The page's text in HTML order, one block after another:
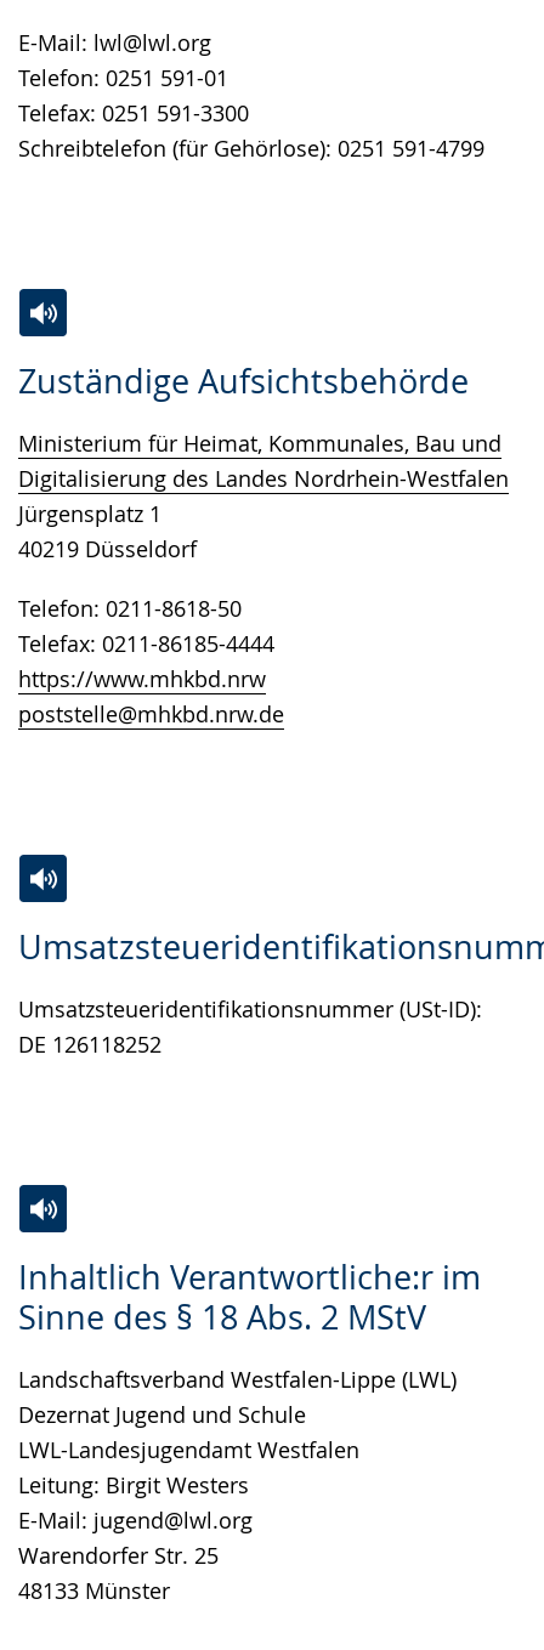
E-Mail: lwl@lwl.org
Telefon: 0251 591-01
Telefax: 0251 591-3300
Schreibtelefon (für Gehörlose): 0251 591-4799
Zuständige Aufsichtsbehörde
Ministerium für Heimat, Kommunales, Bau und
Digitalisierung des Landes Nordrhein-Westfalen
Jürgensplatz 1
40219 Düsseldorf
Telefon: 0211-8618-50
Telefax: 0211-86185-4444
https://www.mhkbd.nrw
poststelle@mhkbd.nrw.de
Leichten
wechseln.
Audio-
Video
Deutscher
Gebärdensprache
wird
angezeigt.
Umsatzsteueridentifikationsnummer (USt-ID):
DE 126118252
Leichten
wechseln.
Audio-
Video
Deutscher
Gebärdensprache
Inhaltlich Verantwortliche:r im
Sinne des § 18 Abs. 2 MStV
Landschaftsverband Westfalen-Lippe (LWL)
Dezernat Jugend und Schule
LWL-Landesjugendamt Westfalen
Leitung: Birgit Westers
E-Mail: jugend@lwl.org
Warendorfer Str. 25
48133 Münster
Leichten
Sprache
Audio-
Unterstützung.
Video
in
Gebärdensprache
wird
angezeigt.